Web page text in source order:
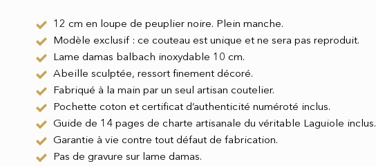
12 cm en loupe de peuplier noire. Plein manche.
Modèle exclusif : ce couteau est unique et ne sera pas reproduit.
Lame damas balbach inoxydable 10 cm.
Abeille sculptée, ressort finement décoré.
Fabriqué à la main par un seul artisan coutelier.
Pochette coton et certificat d’authenticité numéroté inclus.
Guide de 14 pages de charte artisanale du véritable Laguiole inclus.
Garantie à vie contre tout défaut de fabrication.
Pas de gravure sur lame damas.